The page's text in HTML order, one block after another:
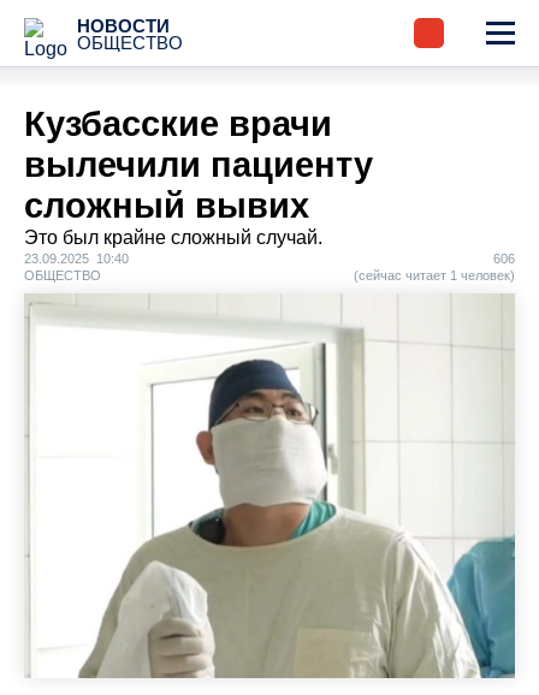
НОВОСТИ
ОБЩЕСТВО
Кузбасские врачи
вылечили пациенту
сложный вывих
Это был крайне сложный случай.
23.09.2025 10:40
ОБЩЕСТВО
606
(сейчас читает 1 человек)